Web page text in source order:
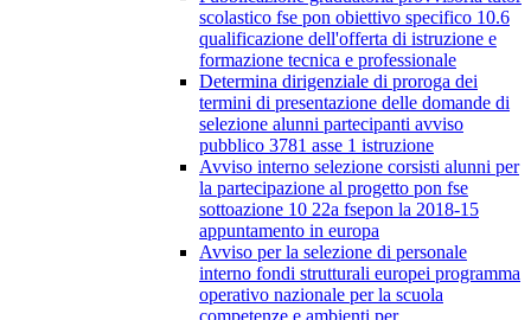
scolastico fse pon obiettivo specifico 10.6
qualificazione dell'offerta di istruzione e
formazione tecnica e professionale
Determina dirigenziale di proroga dei
termini di presentazione delle domande di
selezione alunni partecipanti avviso
pubblico 3781 asse 1 istruzione
Avviso interno selezione corsisti alunni per
la partecipazione al progetto pon fse
sottoazione 10 22a fsepon la 2018-15
appuntamento in europa
Avviso per la selezione di personale
interno fondi strutturali europei programma
operativo nazionale per la scuola